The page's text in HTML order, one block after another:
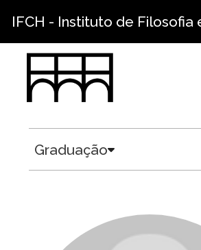
IFCH - Instituto de Filosofia
Graduação